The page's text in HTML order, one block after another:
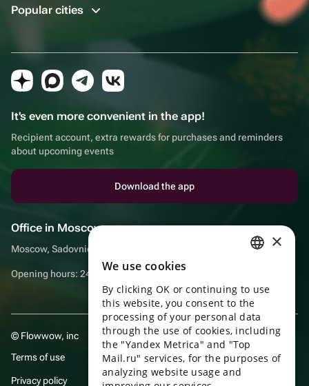
Popular cities
It's even more convenient in the app!
Recipient account, extra rewards for purchases and reminders
about upcoming events
Download the app
Office in Moscow
Moscow, Sadovnicheskaya embankment, 9, room 2/3
Opening hours: 24/7
© Flowwow, inc
Terms of use
Privacy policy
ENGLISH
UKRAINIAN
PORTUGUESE
SPANISH
×
We use cookies
By clicking OK or continuing to use
this website, you consent to the
processing of your personal data
through the use of cookies, including
the "Yandex Metrica" and "Top
Mail.ru" services, for the purposes of
analyzing website usage and